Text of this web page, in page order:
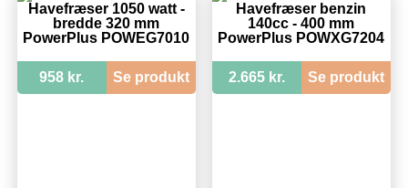
Havefræser 1050 watt -
bredde 320 mm
PowerPlus POWEG7010
958 kr. Se produkt
Havefræser benzin
140cc - 400 mm
PowerPlus POWXG7204
2.665 kr. Se produkt